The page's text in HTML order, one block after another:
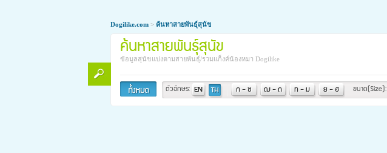
ทุกคนข่าวดี! ตอนนี้มีนวัตกรรมใหม่ ที่ทำให้น้องหมาเป็นโรคข้อเสื่อมได้กลับมาซ่าอีกครั้ง
Dogilike.com > ค้นหาสายพันธุ์สุนัข
ค้นหาสายพันธุ์สุนัข
ข้อมูลสุนัขแบ่งตามสายพันธุ์/รวมแก็งค์น้องหมา Dogilike
ตัวอักษร: ขนาด(Size):